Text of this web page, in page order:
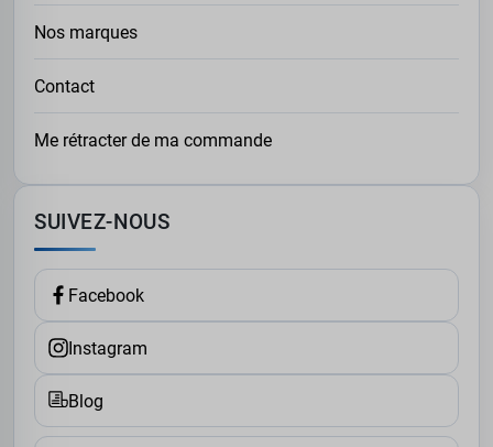
Nos marques
Contact
Me rétracter de ma commande
SUIVEZ-NOUS
Facebook
Instagram
Blog